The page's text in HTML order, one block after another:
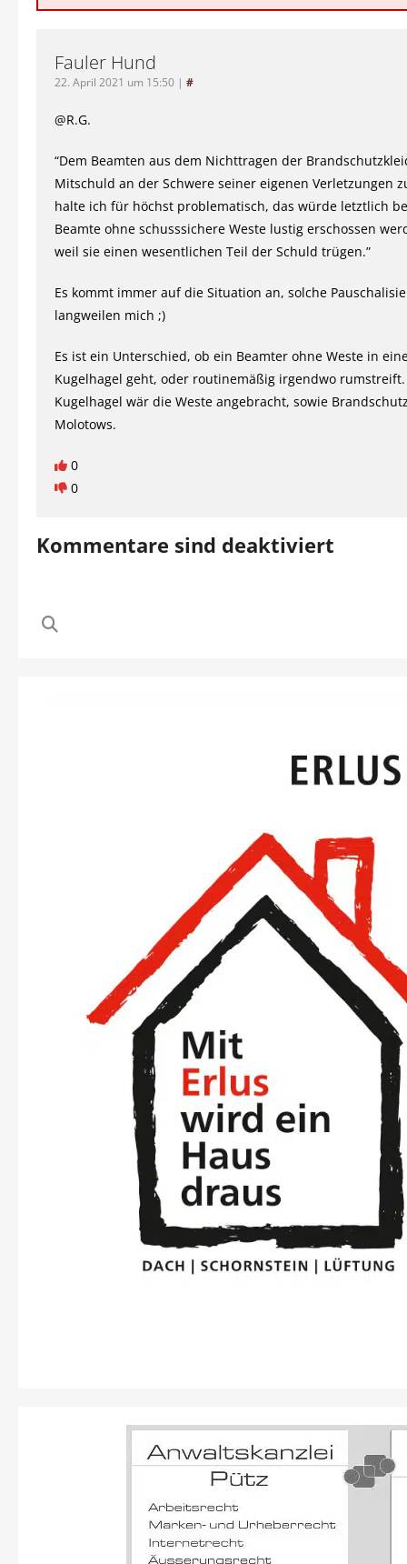
Fauler Hund
22. April 2021 um 15:50 | #
@R.G.
“Dem Beamten aus dem Nichttragen der
Mitschuld an der Schwere seiner eigenen Verletzungen
halte ich für höchst problematisch, das würde letztlich
Beamte ohne schusssichere Weste lustig erschossen
weil sie einen wesentlichen Teil der Schuld trügen.”
Es kommt immer auf die Situation an, solche
langweilen mich ;)
Es ist ein Unterschied, ob ein Beamter ohne Weste in
Kugelhagel geht, oder routinemäßig irgendwo
Kugelhagel wär die Weste angebracht, sowie
Molotows.
0
0
Kommentare sind deaktiviert